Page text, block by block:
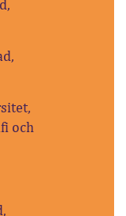
och